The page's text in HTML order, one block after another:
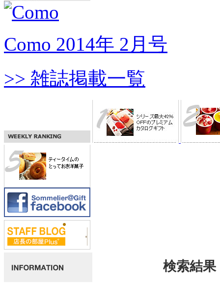
Como 2014年 2月号
>> 雑誌掲載一覧
検索結果